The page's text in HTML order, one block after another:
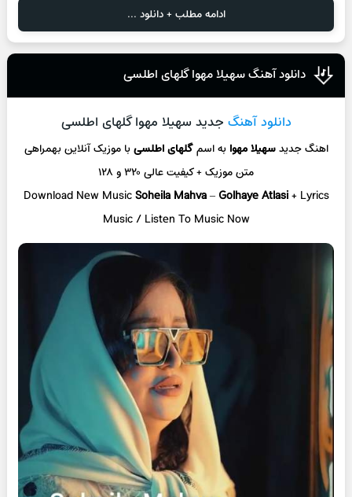
ادامه مطلب + دانلود ...
دانلود آهنگ سهیلا مهوا گلهای اطلسی
دانلود آهنگ جدید سهیلا مهوا گلهای اطلسی
اهنگ جدیدسهیلا مهوابه اسمگلهای اطلسیبا موزیک آنلاینبهمراهی
متن موزیک + کیفیت عالی ۳۲۰ و ۱۲۸
Download New MusicSoheila Mahva–Golhaye Atlasi+ Lyrics
Music / Listen To Music Now